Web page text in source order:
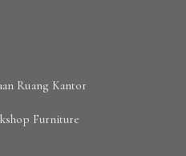
Ruang Kantor
Furniture